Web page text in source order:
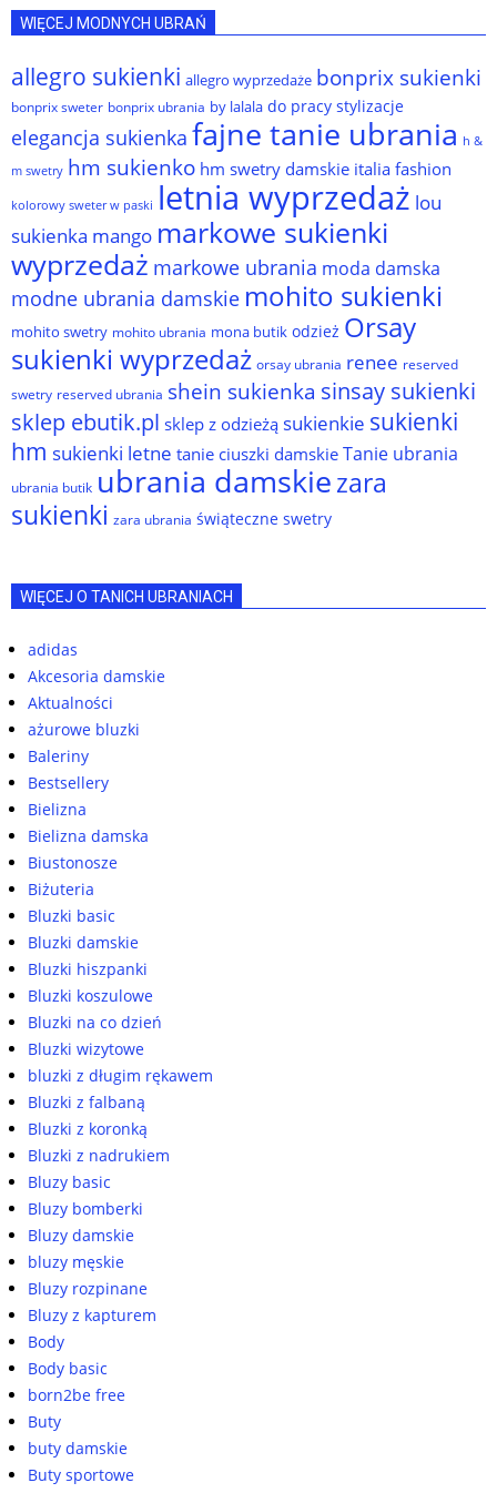
WIĘCEJ MODNYCH UBRAŃ
allegro sukienki allegro wyprzedaże bonprix sukienki
bonprix sweter bonprix ubrania by lalala do pracy stylizacje
elegancja sukienka fajne tanie ubrania h &
m swetry hm sukienko hm swetry damskie italia fashion
kolorowy sweter w paski letnia wyprzedaż lou
sukienka mango markowe sukienki
wyprzedaż markowe ubrania moda damska
modne ubrania damskie mohito sukienki
mohito swetry mohito ubrania mona butik odzież Orsay
sukienki wyprzedaż orsay ubrania renee reserved
swetry reserved ubrania shein sukienka sinsay sukienki
sklep ebutik.pl sklep z odzieżą sukienkie sukienki
hm sukienki letne tanie ciuszki damskie Tanie ubrania
ubrania butik ubrania damskiezara
sukienki zara ubrania świąteczne swetry
WIĘCEJ O TANICH UBRANIACH
adidas
Akcesoria damskie
Aktualności
ażurowe bluzki
Baleriny
Bestsellery
Bielizna
Bielizna damska
Biustonosze
Biżuteria
Bluzki basic
Bluzki damskie
Bluzki hiszpanki
Bluzki koszulowe
Bluzki na co dzień
Bluzki wizytowe
bluzki z długim rękawem
Bluzki z falbaną
Bluzki z koronką
Bluzki z nadrukiem
Bluzy basic
Bluzy bomberki
Bluzy damskie
bluzy męskie
Bluzy rozpinane
Bluzy z kapturem
Body
Body basic
born2be free
Buty
buty damskie
Buty sportowe